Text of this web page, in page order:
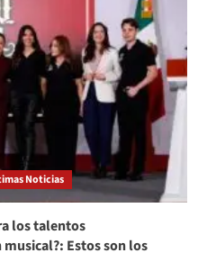
Noticias
los talentos
Estos son los